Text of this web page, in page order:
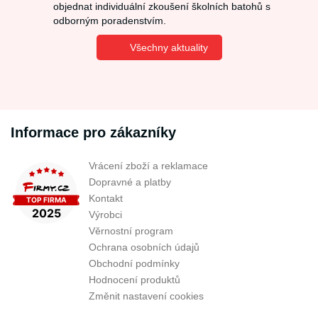
objednat individuální zkoušení školních batohů s
odborným poradenstvím.
Všechny aktuality
Informace pro zákazníky
Vrácení zboží a reklamace
Dopravné a platby
Kontakt
Výrobci
Věrnostní program
Ochrana osobních údajů
Obchodní podmínky
Hodnocení produktů
Změnit nastavení cookies